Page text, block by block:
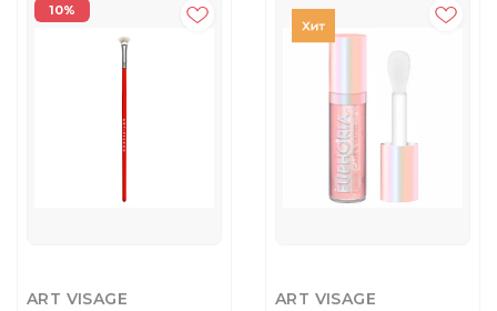
10%
ART VISAGE ART VISAGE